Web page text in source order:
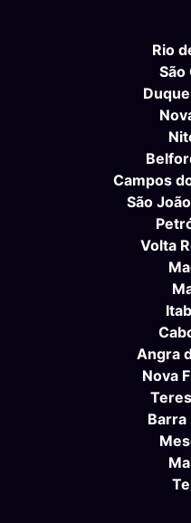
Rio
São
Campos
São
Volta
Angra
Nova
Barra